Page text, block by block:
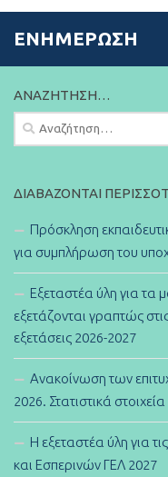
ΕΝΗΜΈΡΩΣΗ
ΑΝΑΖΉΤΗΣΗ…
Αναζήτηση
για:
ΔΙΑΒΆΖΟΝΤΑΙ
Πρόσκληση
για συμπλήρωση του
Εξεταστέα ύλη για τα
εξετάζονται γραπτώς
εξετάσεις 2026-2027
Ανακοίνωση των
2026. Στατιστικά
Η εξεταστέα ύλη για
και Εσπερινών ΓΕΛ 2027